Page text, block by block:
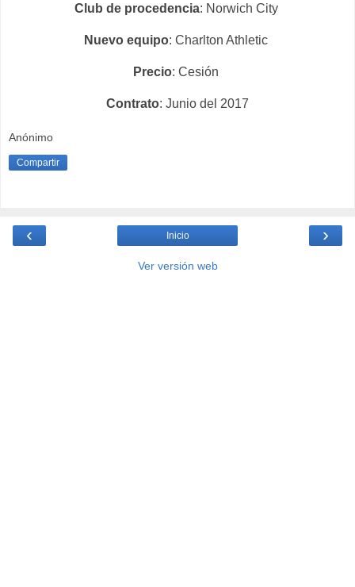
Club de procedencia: Norwich City
Nuevo equipo: Charlton Athletic
Precio: Cesión
Contrato: Junio del 2017
Anónimo
Compartir
‹ ›
Inicio
Ver versión web